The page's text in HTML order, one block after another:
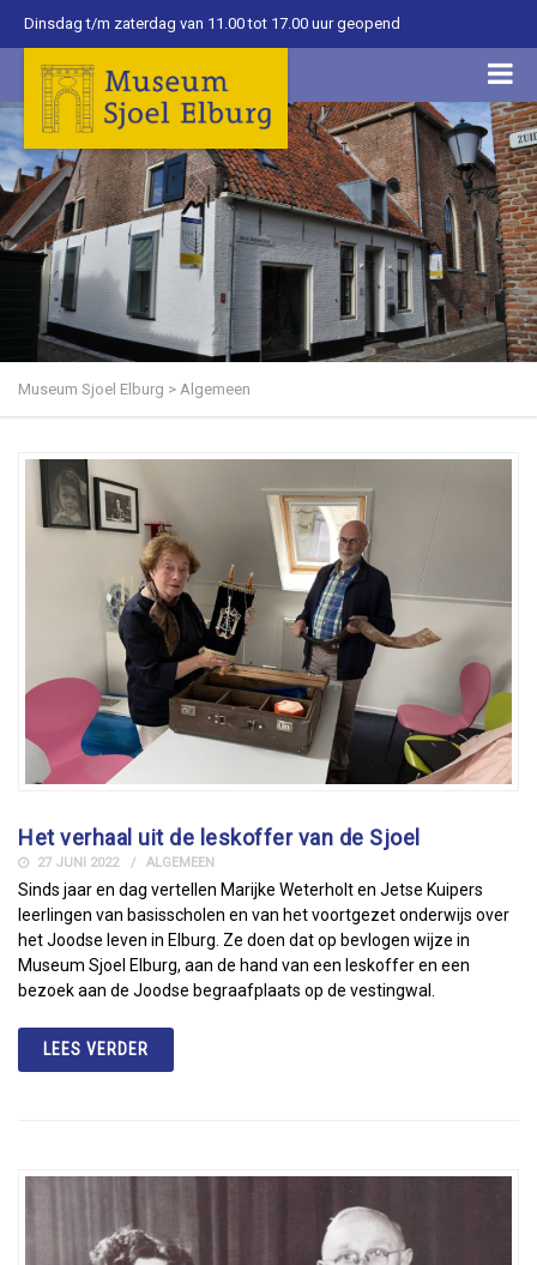
Dinsdag t/m zaterdag van 11.00 tot 17.00 uur geopend
Museum Sjoel Elburg > Algemeen
Het verhaal uit de leskoffer van de Sjoel
27 JUNI 2022 ALGEMEEN
Sinds jaar en dag vertellen Marijke Weterholt en Jetse Kuipers
leerlingen van basisscholen en van het voortgezet onderwijs over
het Joodse leven in Elburg. Ze doen dat op bevlogen wijze in
Museum Sjoel Elburg, aan de hand van een leskoffer en een
bezoek aan de Joodse begraafplaats op de vestingwal.
LEES VERDER